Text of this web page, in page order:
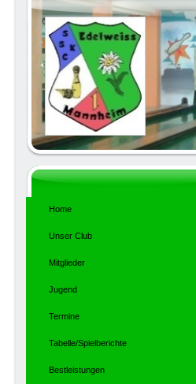
Home
Unser Club
Mitglieder
Jugend
Termine
Tabelle/Spielberichte
Bestleistungen